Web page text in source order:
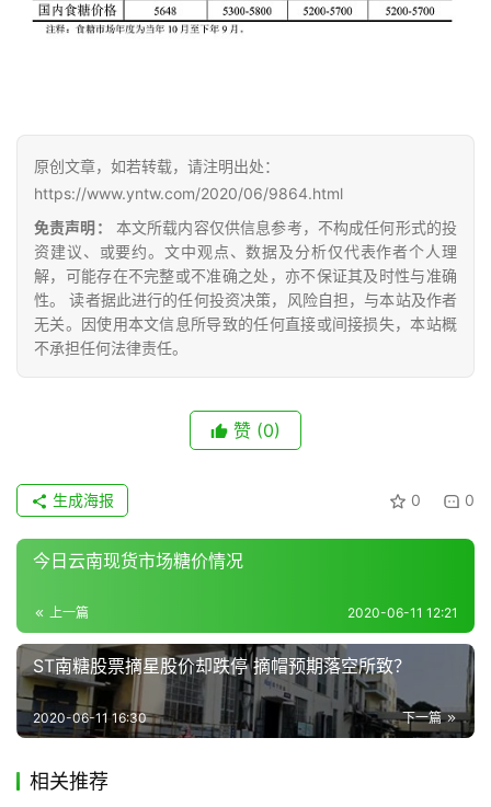
公
货
报
价
专
题
频
道
业
链
产
储
原创文章，如若转载，请注明出处：
https://www.yntw.com/2020/06/9864.html
免责声明：
本文所载内容仅供信息参考，不构成任何形式的投
资建议、或要约。文中观点、数据及分析仅代表作者个人理
解，可能存在不完整或不准确之处，亦不保证其及时性与准确
性。 读者据此进行的任何投资决策，风险自担，与本站及作者
无关。因使用本文信息所导致的任何直接或间接损失，本站概
不承担任何法律责任。
赞 (0)
0 0
生成海报
今日云南现货市场糖价情况
上一篇 2020-06-11 12:21
ST南糖股票摘星股价却跌停 摘帽预期落空所致？
下一篇
2020-06-11 16:30
相关推荐